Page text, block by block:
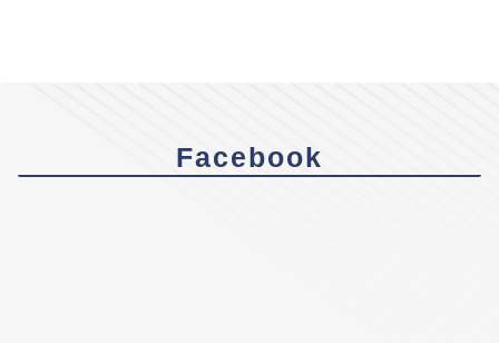
Facebook